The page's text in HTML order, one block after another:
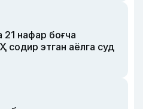
нафар боғча
содир этган аёлга суд